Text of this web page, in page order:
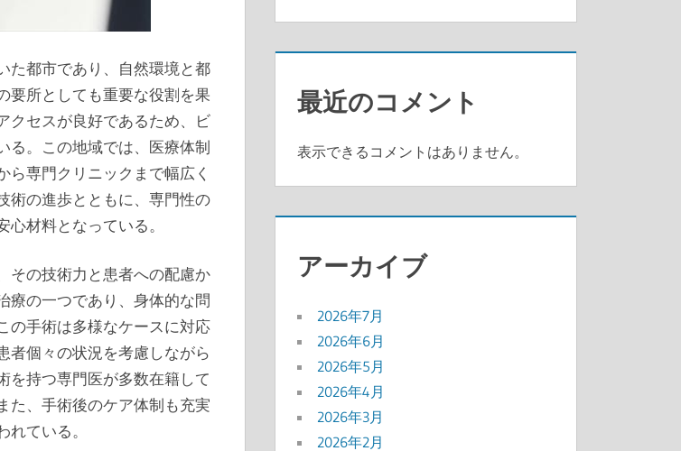
た都市であり、自然環境と都
要所としても重要な役割を果
クセスが良好であるため、ビ
る。この地域では、医療体制
専門クリニックまで幅広く
術の進歩とともに、専門性の
材料となっている。
その技術力と患者への配慮か
療の一つであり、身体的な問
の手術は多様なケースに対応
者個々の状況を考慮しながら
を持つ専門医が多数在籍して
た、手術後のケア体制も充実
ている。
最近のコメント
表示できるコメントはありません。
アーカイブ
2026年7月
2026年6月
2026年5月
2026年4月
2026年3月
2026年2月